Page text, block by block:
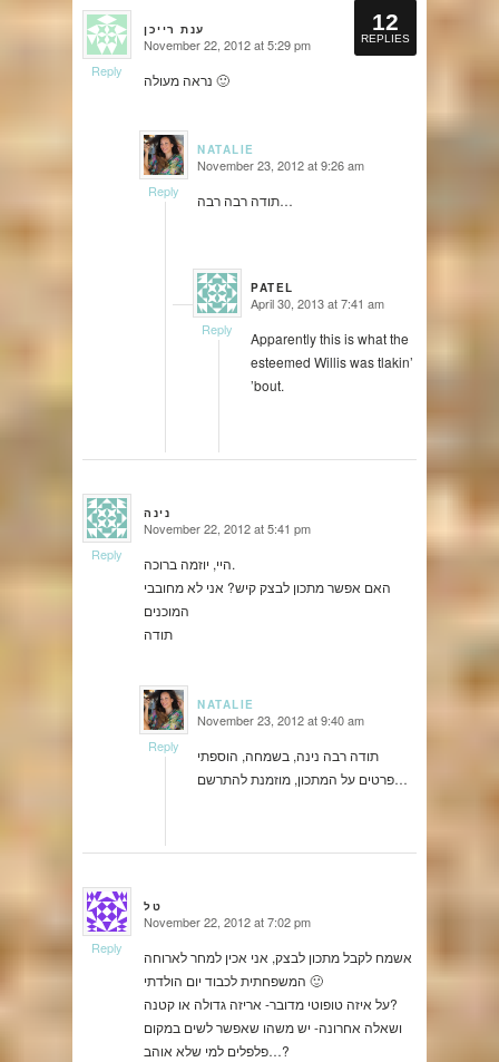
12
REPLIES
ענת רייכן
says: November 22, 2012 at 5:29 pm
נראה מעולה 🙂 Reply
NATALIE
says: November 23, 2012 at 9:26 am
תודה רבה רבה… Reply
PATEL
says: April 30, 2013 at 7:41 am
Apparently this is what the
esteemed Willis was tlakin’
’bout.
Reply
נינה
says: November 22, 2012 at 5:41 pm
היי, יוזמה ברוכה.
האם אפשר מתכון לבצק קיש? אני לא מחובבי
המוכנים
תודה
Reply
NATALIE
says: November 23, 2012 at 9:40 am
תודה רבה נינה, בשמחה, הוספתי
פרטים על המתכון, מוזמנת להתרשם…
Reply
טל
says: November 22, 2012 at 7:02 pm
אשמח לקבל מתכון לבצק, אני אכין למחר לארוחה
המשפחתית לכבוד יום הולדתי 🙂
על איזה טופוטי מדובר- אריזה גדולה או קטנה?
ושאלה אחרונה- יש משהו שאפשר לשים במקום
פלפלים למי שלא אוהב…?
Reply